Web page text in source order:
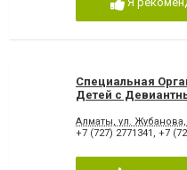
Специальная
Детей с
Алматы, ул. Жубанова,
+7 (727) 2771341 , +7